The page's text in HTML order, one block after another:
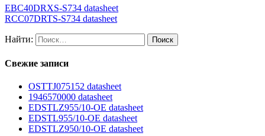
EBC40DRXS-S734 datasheet
RCC07DRTS-S734 datasheet
Найти:
Свежие записи
OSTTJ075152 datasheet
1946570000 datasheet
EDSTLZ955/10-OE datasheet
EDSTL955/10-OE datasheet
EDSTLZ950/10-OE datasheet